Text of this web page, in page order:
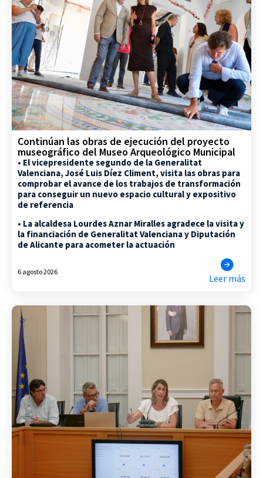
Continúan las obras de ejecución del proyecto
museográfico del Museo Arqueológico Municipal
• El vicepresidente segundo de la Generalitat
Valenciana, José Luis Díez Climent, visita las obras para
comprobar el avance de los trabajos de transformación
para conseguir un nuevo espacio cultural y expositivo
de referencia
• La alcaldesa Lourdes Aznar Miralles agradece la visita y
la financiación de Generalitat Valenciana y Diputación
de Alicante para acometer la actuación
6 agosto 2026
Leer más